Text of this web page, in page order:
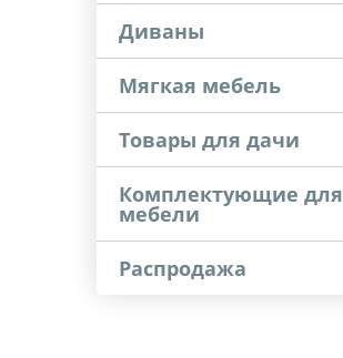
Диваны
Мягкая мебель
Товары для дачи
Комплектующие для
мебели
Распродажа